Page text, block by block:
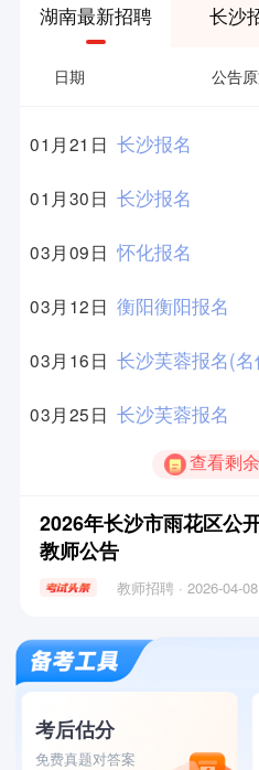
湖南最新招聘 长沙
日期 公告
01月21日 长沙报名
01月30日 长沙报名
03月09日 怀化报名
03月12日 衡阳衡阳报名
03月16日 长沙芙蓉报名(名
03月25日 长沙芙蓉报名
查看剩余
2026年长沙市雨花区公
教师公告
教师招聘 · 2026-04-
考后估分
免费真题对答案